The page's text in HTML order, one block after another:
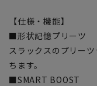
【仕様・機能】
■形状記憶プリーツ
スラックスのプリー
ちます。
■SMART BOOST